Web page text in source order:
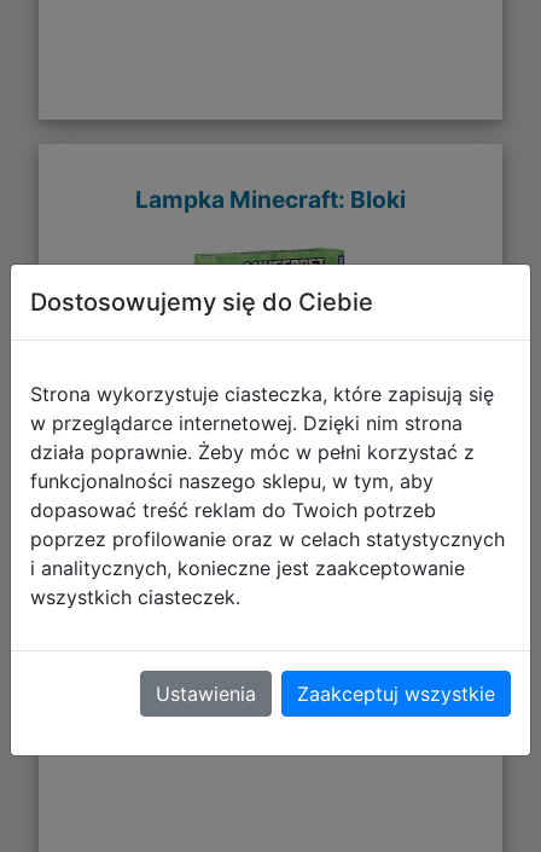
Lampka Minecraft: Bloki
173,02 zł
DO KOSZYKA
Galeria zdjęć
Dostosowujemy się do Ciebie
Strona wykorzystuje ciasteczka, które zapisują się
w przeglądarce internetowej. Dzięki nim strona
działa poprawnie. Żeby móc w pełni korzystać z
funkcjonalności naszego sklepu, w tym, aby
dopasować treść reklam do Twoich potrzeb
poprzez profilowanie oraz w celach statystycznych
i analitycznych, konieczne jest zaakceptowanie
wszystkich ciasteczek.
Ustawienia Zaakceptuj wszystkie